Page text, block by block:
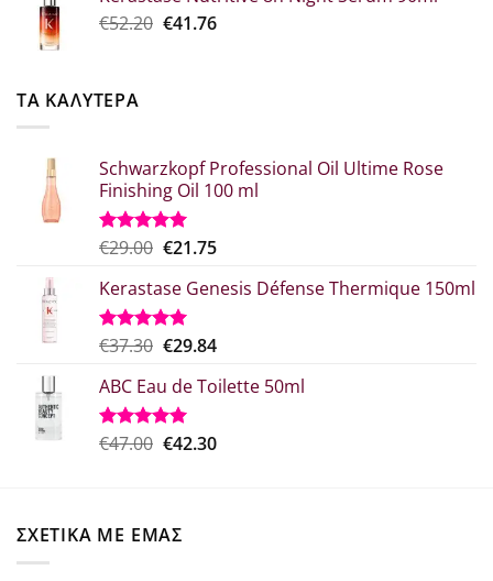
€20.80.
€52.20 Original
€41.76Η
ΤΑ ΚΑΛΥΤΕΡΑ
Schwarzkopf Professional Oil Ultime Rose
Finishing Oil 100 ml
Βαθμολογήθηκε
από 5
€29.00 Original
was:
€29.00.
€21.75Η
τιμή
€21.75.
Kerastase Genesis Défense Thermique 150ml
Βαθμολογήθηκε
από 5
€37.30 Original
was:
€37.30.
€29.84Η
τιμή
€29.84.
ABC Eau de Toilette 50ml
Βαθμολογήθηκε
€47.00 Original
€42.30Η
ΣΧΕΤΙΚΑ ΜΕ ΕΜΑΣ